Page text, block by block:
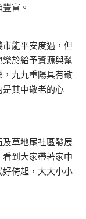
富。
能平安度過，但
於給予資源與幫
九九重陽具有敬
其中敬老的心
草地尾社區發展
到大家帶著家中
倚起，大大小小